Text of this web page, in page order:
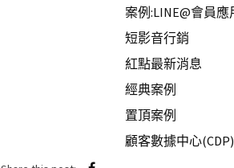
案例:LINE@會員應
短影音行銷
紅點最新消息
經典案例
置頂案例
顧客數據中心(CDP)